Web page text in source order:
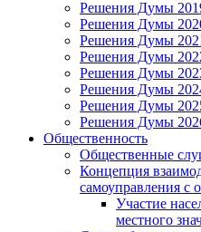
Решения Думы
Решения Думы
Решения Думы
Решения Думы
Решения Думы
Решения Думы
Решения Думы
Решения Думы
Общественность
Общественные
Концепция
самоуправления с
Участие
местного